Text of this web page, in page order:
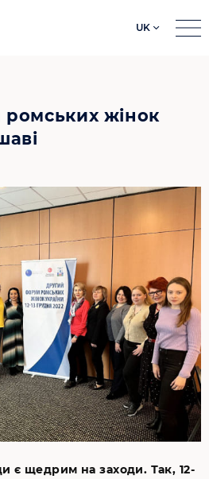
UK
жінок
є щедрим на заходи. Так, 12-